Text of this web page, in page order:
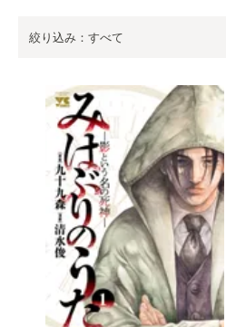
絞り込み：すべて